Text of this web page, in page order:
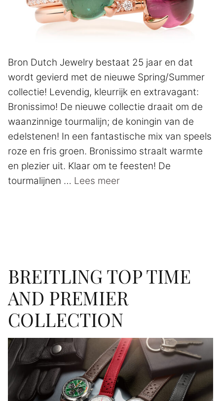
Bron Dutch Jewelry bestaat 25 jaar en dat
wordt gevierd met de nieuwe Spring/Summer
collectie! Levendig, kleurrijk en extravagant:
Bronissimo! De nieuwe collectie draait om de
waanzinnige tourmalijn; de koningin van de
edelstenen! In een fantastische mix van speels
roze en fris groen. Bronissimo straalt warmte
en plezier uit. Klaar om te feesten! De
tourmalijnen … Lees meer
BREITLING TOP TIME
AND PREMIER
COLLECTION